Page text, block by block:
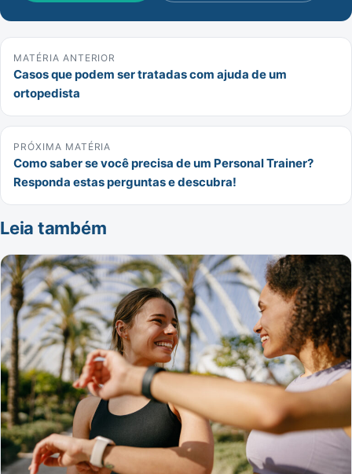
MATÉRIA ANTERIOR
Casos que podem ser tratadas com ajuda de um
ortopedista
PRÓXIMA MATÉRIA
Como saber se você precisa de um Personal Trainer?
Responda estas perguntas e descubra!
Leia também